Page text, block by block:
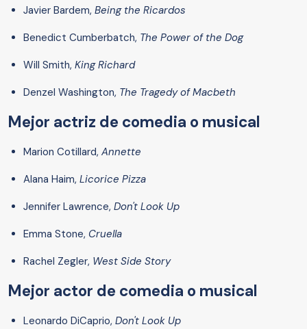
Javier Bardem, Being the Ricardos
Benedict Cumberbatch, The Power of the Dog
Will Smith, King Richard
Denzel Washington, The Tragedy of Macbeth
Mejor actriz de comedia o musical
Marion Cotillard, Annette
Alana Haim, Licorice Pizza
Jennifer Lawrence, Don't Look Up
Emma Stone, Cruella
Rachel Zegler, West Side Story
Mejor actor de comedia o musical
Leonardo DiCaprio, Don't Look Up